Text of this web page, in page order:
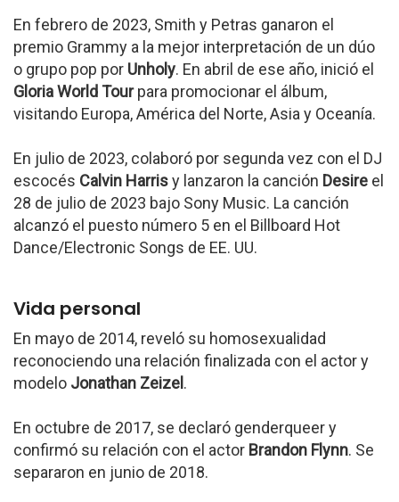
En febrero de 2023, Smith y Petras ganaron el
premio Grammy a la mejor interpretación de un dúo
o grupo pop por Unholy. En abril de ese año, inició el
Gloria World Tourpara promocionar el álbum,
visitando Europa, América del Norte, Asia y Oceanía.
En julio de 2023, colaboró por segunda vez con el DJ
escocés Calvin Harrisy lanzaron la canción Desire el
28 de julio de 2023 bajo Sony Music. La canción
alcanzó el puesto número 5 en el Billboard Hot
Dance/Electronic Songs de EE. UU.
Vida personal
En mayo de 2014, reveló su homosexualidad
reconociendo una relación finalizada con el actor y
modelo Jonathan Zeizel .
En octubre de 2017, se declaró genderqueer y
confirmó su relación con el actor Brandon Flynn. Se
separaron en junio de 2018.